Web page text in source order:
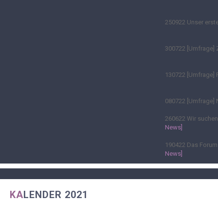
250922 Unser
300722 [Umfrage]
130722 [Umfrage]
080722 [Umfrage]
260622 Wir
News]
190422 Das
News]
KALENDER 2021